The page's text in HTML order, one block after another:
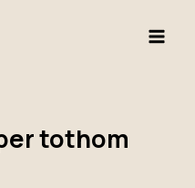
tothom